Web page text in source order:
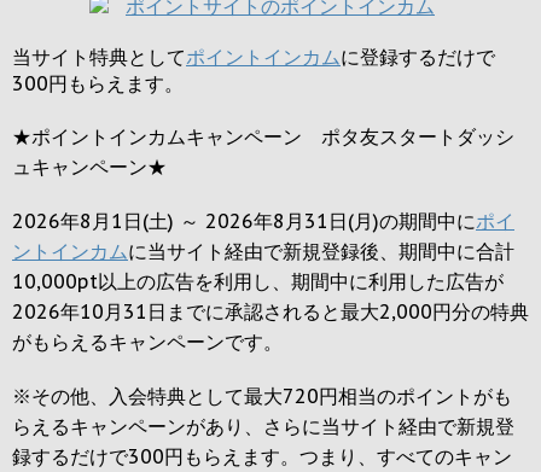
当サイト特典としてポイントインカムに登録するだけで
300円 もらえます。
★ポイントインカムキャンペーン ポタ友スタートダッシ
ュキャンペーン★
2026年8月1日(土) ～ 2026年8月31日(月)の期間中にポイ
ントインカムに当サイト経由で新規登録後、期間中に合計
10,000pt以上の広告を利用し、期間中に利用した広告が
2026年10月31日までに承認されると最大2,000円分の特典
がもらえるキャンペーンです。
※その他、入会特典として最大720円相当のポイントがも
らえるキャンペーンがあり、さらに当サイト経由で新規登
録するだけで300円 もらえます。つまり、すべてのキャン